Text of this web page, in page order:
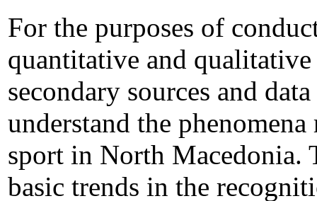
For the purposes of
quantitative and qualitative
secondary sources and
understand the
sport in North Macedonia.
basic trends in the